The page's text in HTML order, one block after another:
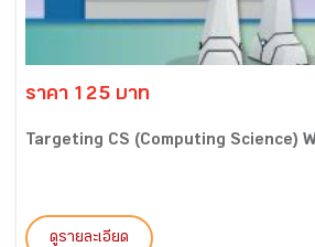
ราคา 125 บาท
Targeting CS (Computing Science)
ดูรายละเอียด